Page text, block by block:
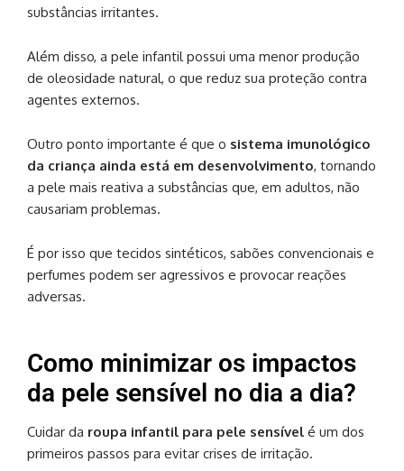
substâncias irritantes.
Além disso, a pele infantil possui uma menor produção
de oleosidade natural, o que reduz sua proteção contra
agentes externos.
Outro ponto importante é que o sistema imunológico
da criança ainda está em desenvolvimento, tornando
a pele mais reativa a substâncias que, em adultos, não
causariam problemas.
É por isso que tecidos sintéticos, sabões convencionais e
perfumes podem ser agressivos e provocar reações
adversas.
Como minimizar os impactos
da pele sensível no dia a dia?
Cuidar da roupa infantil para pele sensível é um dos
primeiros passos para evitar crises de irritação.